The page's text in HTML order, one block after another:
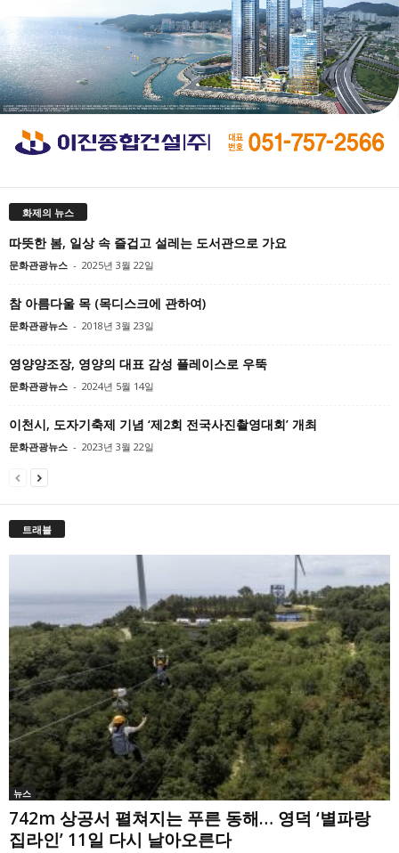
화제의 뉴스
따뜻한 봄, 일상 속 즐겁고 설레는 도서관으로 가요
문화관광뉴스 - 2025년 3월 22일
참 아름다울 목 (목디스크에 관하여)
문화관광뉴스 - 2018년 3월 23일
영양양조장, 영양의 대표 감성 플레이스로 우뚝
문화관광뉴스 - 2024년 5월 14일
이천시, 도자기축제 기념 ‘제2회 전국사진촬영대회’ 개최
문화관광뉴스 - 2023년 3월 22일
트래블
뉴스
742m 상공서 펼쳐지는 푸른 동해… 영덕 ‘별파랑
집라인’ 11일 다시 날아오른다